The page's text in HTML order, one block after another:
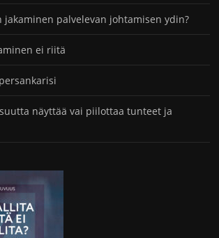
jakaminen palvelevan johtamisen ydin?
ei riitä
näyttää vai piilottaa tunteet ja